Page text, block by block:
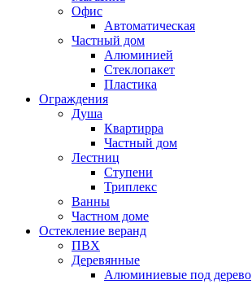
Офис
Автоматическая
Частный дом
Алюминией
Стеклопакет
Пластика
Ограждения
Душа
Квартирра
Частный дом
Лестниц
Ступени
Триплекс
Ванны
Частном доме
Остекление веранд
ПВХ
Деревянные
Алюминиевые под дерево